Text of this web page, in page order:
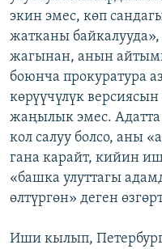
экин эмес, көп
жатканы
жагынан, анын
боюнча прокуратура
көрүүчүлүк
жаңылык эмес.
кол салуу болсо, аны
гана карайт, кийин
«башка улуттагы
өлтүргөн» деген
Иши кылып,